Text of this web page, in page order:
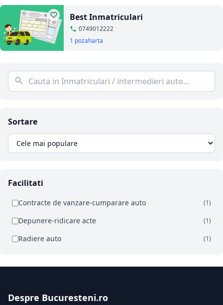
Sortare
Facilitati
Contracte de vanzare-cumparare auto (1)
Depunere-ridicare acte (1)
Radiere auto (1)
Best Inmatriculari
0749012222
1 pozaharta
Despre Bucuresteni.ro